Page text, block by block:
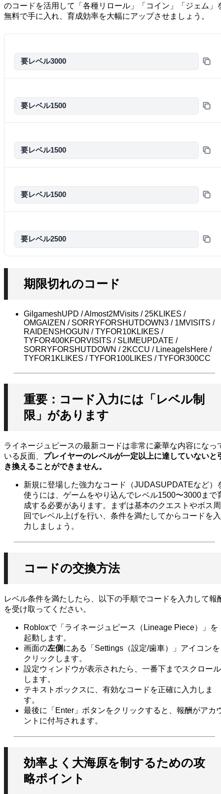
のコードを活用して「各種リロール」「コイン」「ジェム」
無料で手に入れ、育成効率を大幅にアップさせましょう。
要レベル3000
要レベル1500
要レベル1500
要レベル1500
要レベル2500
期限切れのコード
GilgameshUPD / Almost2MVisits / 25KLIKES /
OMGAIZEN / SORRYFORSHUTDOWN3 / 1MVISITS /
RAIDENSHOGUN / TYFOR10KLIKES /
TYFOR400KFORVISITS / SLIMEUPDATE /
SORRYFORSHUTDOWN / 2KCCU / LineageIsHere /
TYFOR1KLIKES / TYFOR100LIKES / TYFOR300CC
重要：コード入力には「レベル制
限」があります
ライネージュピースの最新コードは非常に豪華な内容になっ
いる反面、 プレイヤーのレベルが一定以上に達していないと
き換えることができません。
新規に登場した強力なコード（JUDASUPDATEなど）
使うには、ゲームをやり込んでレベル1500〜3000まで
成する必要があります。まずは基本のクエストやボス周
回でレベル上げを行い、条件を満たしてからコードを入
力しましょう。
コードの交換方法
レベル条件を満たしたら、以下の手順でコードを入力して報
を受け取ってください。
Robloxで「ライネージュピース（Lineage Piece）」を
起動します。
画面の左側 にある「Settings（設定/歯車）」アイコンを
クリックします。
設定ウィンドウが表示されたら、一番下までスクロール
します。
テキストボックスに、有効なコードを正確に入力しま
す。
最後に「Enter」ボタンをクリックすると、報酬がアカ
ントに付与されます。
効率よく大海原を制するための攻
略ポイント